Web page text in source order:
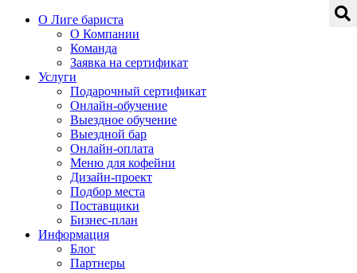
О Лиге бариста
О Компании
Команда
Заявка на сертификат
Услуги
Подарочный сертификат
Онлайн-обучение
Выездное обучение
Выездной бар
Онлайн-оплата
Меню для кофейни
Дизайн-проект
Подбор места
Поставщики
Бизнес-план
Информация
Блог
Партнеры